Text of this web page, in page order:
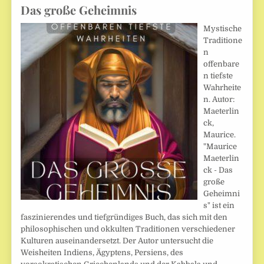
Das große Geheimnis
Mystische
Traditione
n
offenbare
n tiefste
Wahrheite
n. Autor:
Maeterlin
ck,
Maurice.
"Maurice
Maeterlin
ck - Das
große
Geheimni
s" ist ein
faszinierendes und tiefgründiges Buch, das sich mit den
philosophischen und okkulten Traditionen verschiedener
Kulturen auseinandersetzt. Der Autor untersucht die
Weisheiten Indiens, Ägyptens, Persiens, des